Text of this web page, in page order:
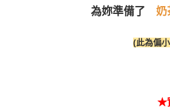
為妳準備了 奶
(此為偏
★